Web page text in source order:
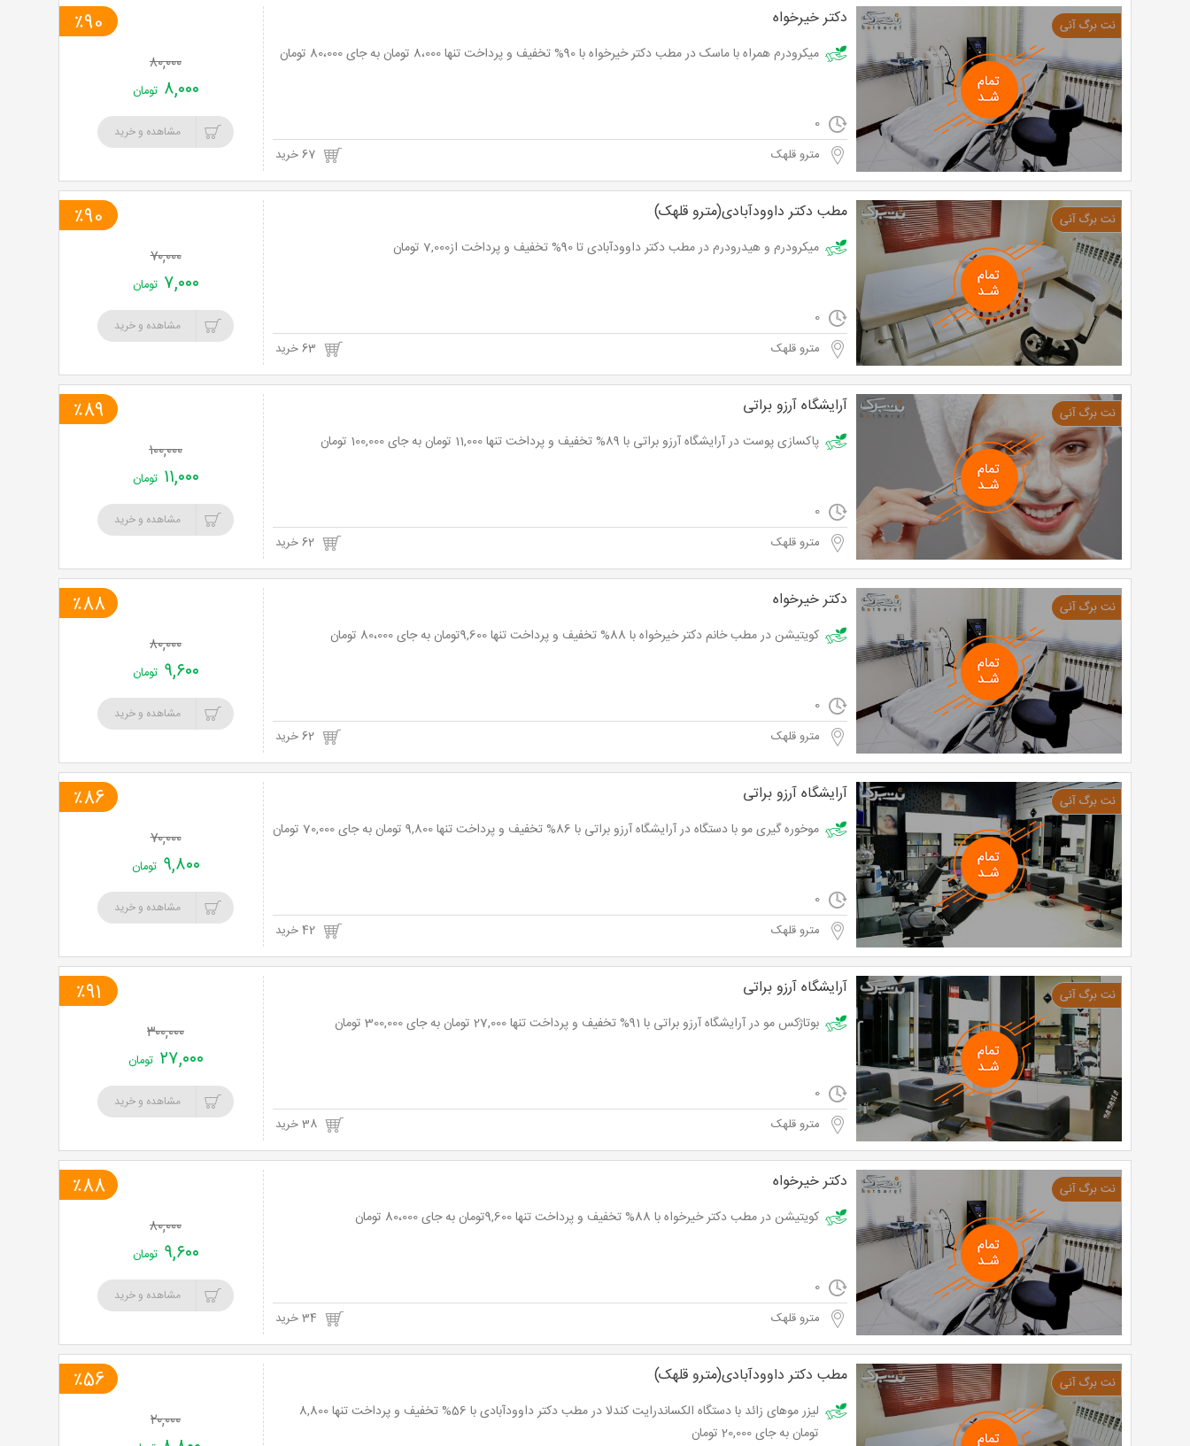
دکتر خیرخواه
میکرودرم همراه با ماسک در مطب دکتر خیرخواه با 90% تخفیف و پرداخت تنها 8،000 تومان به جای 80،000 تومان
0
مترو قلهک 67 خرید
٪90
۸۰,۰۰۰
۸,۰۰۰ تومان
مشاهده و خرید
مطب دکتر داوودآبادی(مترو قلهک)
میکرودرم و هیدرودرم در مطب دکتر داوودآبادی تا 90% تخفیف و پرداخت از7,000 تومان
0
مترو قلهک
٪90
۷۰,۰۰۰
۷,۰۰۰ تومان
مشاهده و خرید
آرایشگاه آرزو براتی
پاکسازی پوست در آرایشگاه آرزو براتی با 89% تخفیف و پرداخت تنها 11,000 تومان به جای 100,000 تومان
0
مترو قلهک 62 خرید
٪89
۱۰۰,۰۰۰
۱۱,۰۰۰ تومان
مشاهده و خرید
دکتر خیرخواه
کویتیشن در مطب خانم دکتر خیرخواه با 88% تخفیف و پرداخت تنها 9,600تومان به جای 80،000 تومان
0
مترو قلهک 62 خرید
٪88
۸۰,۰۰۰
۹,۶۰۰ تومان
مشاهده و خرید
آرایشگاه آرزو براتی
موخوره گیری مو با دستگاه در آرایشگاه آرزو براتی با 86% تخفیف و پرداخت تنها 9,800 تومان به جای 70,000 تومان
0
مترو قلهک 42 خرید
٪86
۷۰,۰۰۰
۹,۸۰۰ تومان
مشاهده و خرید
آرایشگاه آرزو براتی
بوتاژکس مو در آرایشگاه آرزو براتی با 91% تخفیف و پرداخت تنها 27,000 تومان به جای 300,000 تومان
0
مترو قلهک 38 خرید
٪91
۳۰۰,۰۰۰
۲۷,۰۰۰ تومان
مشاهده و خرید
دکتر خیرخواه
کویتیشن در مطب دکتر خیرخواه با 88% تخفیف و پرداخت تنها 9,600تومان به جای 80،000 تومان
0
مترو قلهک
٪88
۸۰,۰۰۰
۹,۶۰۰ تومان
مشاهده و خرید
مطب دکتر داوودآبادی(مترو قلهک)
لیزر موهای زائد با دستگاه الکساندرایت کندلا در مطب دکتر داوودآبادی با 56% تخفیف و پرداخت تنها 8,800
تومان به جای 20,000 تومان
٪56
۲۰,۰۰۰